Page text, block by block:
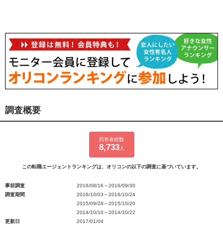
調査概要
回答者総数
8,733人
この転職エージェントランキングは、オリコンの以下の調査に基づいています。
事前調査
2016/08/16～2016/09/30
調査期間
2016/10/03～2016/10/24
2015/09/28～2015/10/20
2014/10/10～2014/10/22
更新日
2017/01/04